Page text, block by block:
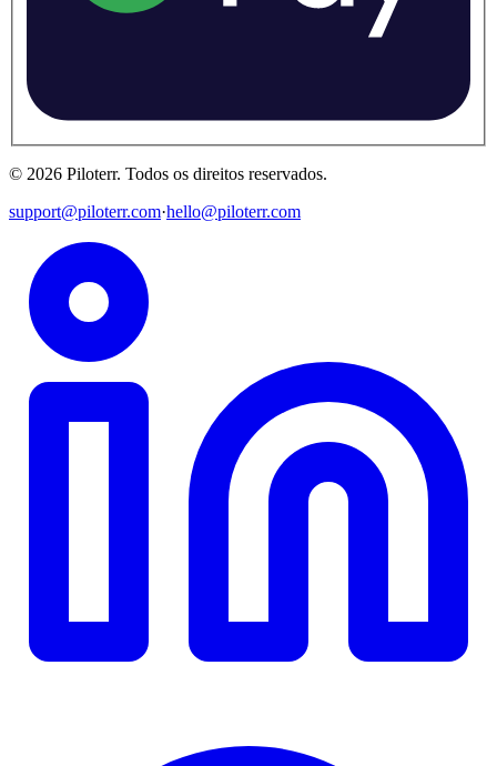
© 2026 Piloterr. Todos os direitos reservados.
support@piloterr.com·hello@piloterr.com